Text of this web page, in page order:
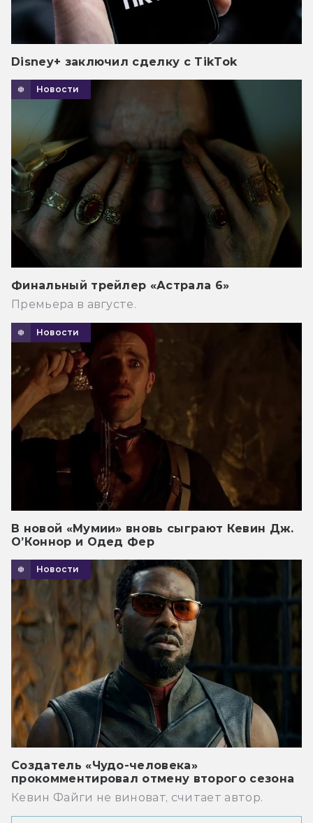
Disney+ заключил сделку с TikTok
Новости
Финальный трейлер «Астрала 6»
Премьера в августе.
Новости
В новой «Мумии» вновь сыграют Кевин Дж.
О’Коннор и Одед Фер
Новости
Создатель «Чудо-человека»
прокомментировал отмену второго сезона
Кевин Файги не виноват, считает автор.